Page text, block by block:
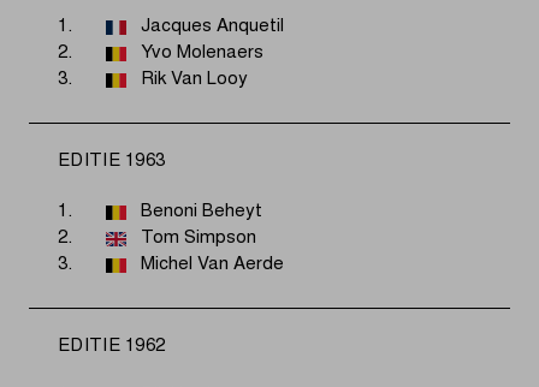
1.
Jacques Anquetil
2.
Yvo Molenaers
3.
Rik Van Looy
EDITIE 1963
1.
Benoni Beheyt
2.
Tom Simpson
3.
Michel Van Aerde
EDITIE 1962